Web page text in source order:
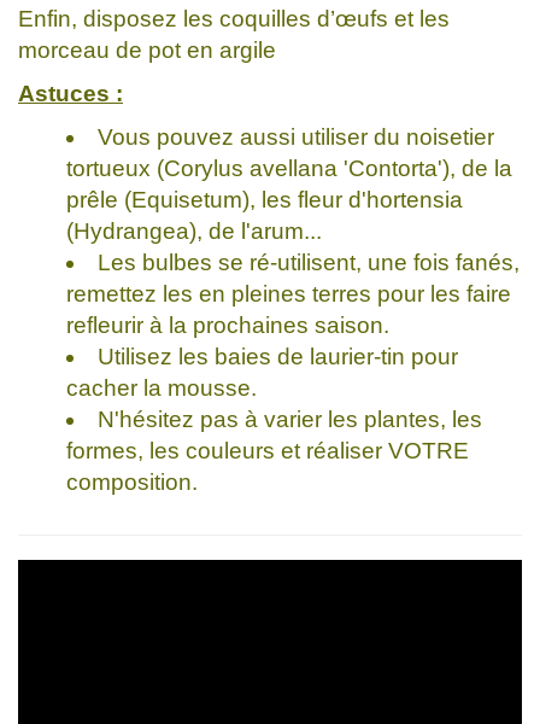
Enfin, disposez les coquilles d’œufs et les
morceau de pot en argile
Astuces :
Vous pouvez aussi utiliser du noisetier
tortueux (Corylus avellana 'Contorta'), de la
prêle (Equisetum), les fleur d'hortensia
(Hydrangea), de l'arum...
Les bulbes se ré-utilisent, une fois fanés,
remettez les en pleines terres pour les faire
refleurir à la prochaines saison.
Utilisez les baies de laurier-tin pour
cacher la mousse.
N'hésitez pas à varier les plantes, les
formes, les couleurs et réaliser VOTRE
composition.